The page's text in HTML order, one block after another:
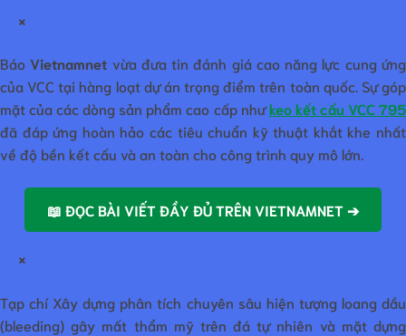
×
BáoVietnamnet vừa đưa tin đánh giá cao năng lực cung ứng
của VCC tại hàng loạt dự án trọng điểm trên toàn quốc. Sự góp
mặt của các dòng sản phẩm cao cấp nhưkeo kết cấu VCC 795
đã đáp ứng hoàn hảo các tiêu chuẩn kỹ thuật khắt khe nhất
về độ bền kết cấu và an toàn cho công trình quy mô lớn.
📖 ĐỌC BÀI VIẾT ĐẦY ĐỦ TRÊN VIETNAMNET ➔
×
Tạp chí Xây dựng phân tích chuyên sâu hiện tượng loang dầu
(bleeding) gây mất thẩm mỹ trên đá tự nhiên và mặt dựng